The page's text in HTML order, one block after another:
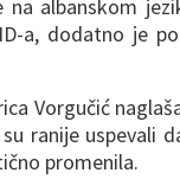
albanskom
a, dodatno je
Vorgučić
ranije uspevali
promenila.